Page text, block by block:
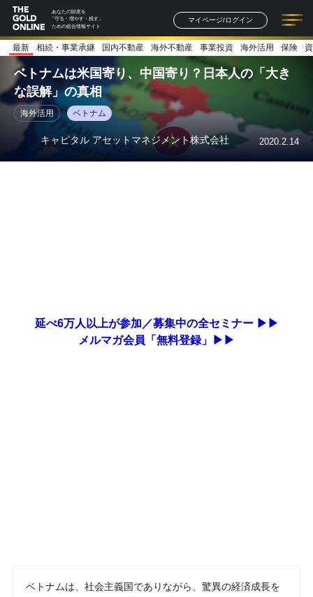
あなたの財産を
「守る・増やす・残す」
ための総合情報サイト
マイページ/ログイン
記事一覧 連載一覧
著者一覧 書籍一覧
最新 相続・事業承継 国内不動産 海外不動産 事業投資 海外活用 保険
ベトナムは米国寄り、中国寄り？日本人の「大き
な誤解」の真相
海外活用 ベトナム
キャピタル アセットマネジメント株式会社 2020.2.14
延べ6万人以上が参加／募集中の全セミナー ▶▶
メルマガ会員「無料登録」▶▶
ベトナムは、社会主義国でありながら、驚異の経済成長を